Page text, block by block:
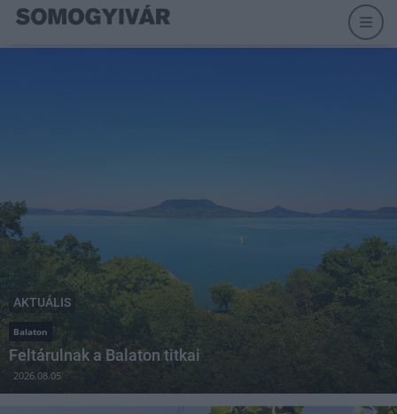
AKTUÁLIS
Balaton
Feltárulnak a Balaton titkai
2026.08.05